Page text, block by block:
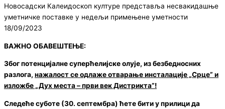
Новосадски Калеидоскоп културе представља несвакидашње
уметничке поставке у недељи примењене уметности
18/09/2023
ВАЖНО ОБАВЕШТЕЊЕ:
Због потенцијалне суперћелијске олује, из безбедносних
разлога, нажалост се одлаже отварање инсталације „Срце” и
изложбе „Дух места – први век Дистрикта”!
Следеће суботе (30. септембра) ћете бити у прилици да